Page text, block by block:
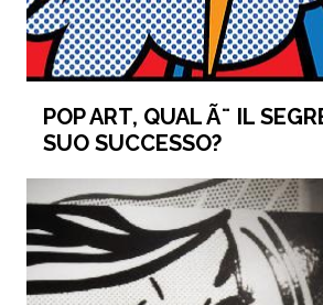
POP ART, QUAL Ã¨ IL
SUO SUCCESSO?